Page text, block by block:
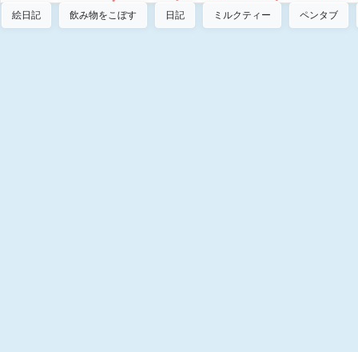
絵日記 飲み物をこぼす 日記 ミルクティー ペンタブ